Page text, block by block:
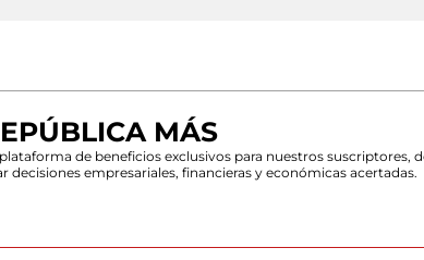
MÁS
plataforma de beneficios exclusivos para nuestros
decisiones empresariales, financieras y económicas acertadas.